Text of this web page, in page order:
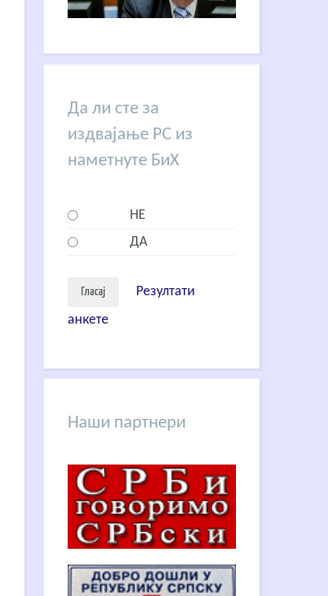
Да ли сте за
издвајање РС из
наметнуте БиХ
НЕ
ДА
Резултати
анкете
Наши партнери